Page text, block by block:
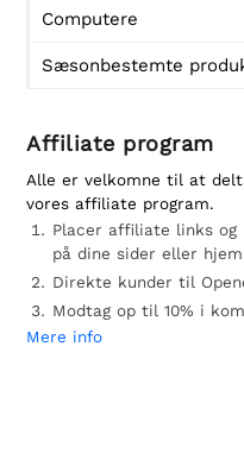
Computere
Sæsonbestemte
Affiliate program
Alle er velkomne til at
vores affiliate program.
Placer affiliate links og
på dine sider eller
Direkte kunder til
Modtag op til 10% i
Mere info